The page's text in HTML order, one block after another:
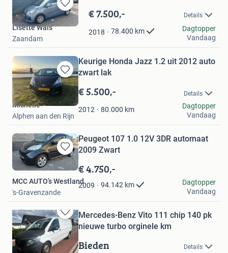
Bewaren
in
€ 7.500,- Details
2018 78.400 km
Lisette Wals
Zaandam
Dagtopper
Vandaag
Bewaren
in
Mijn
Favorieten
Keurige Honda Jazz 1.2 uit 2012 auto
zwart lak
€ 5.500,- Details
2012 80.000 km
Michelle
Alphen aan den Rijn
Dagtopper
Vandaag
Bewaren
in
Favorieten
Peugeot 107 1.0 12V 3DR automaat
2009 Zwart
€ 4.750,-
2009 94.142 km
MCC AUTO’s Westland
's-Gravenzande
Dagtopper
Vandaag
Bewaren
in
Mijn
Favorieten
Mercedes-Benz Vito 111 chip 140 pk
nieuwe turbo orginele km
Bieden Details